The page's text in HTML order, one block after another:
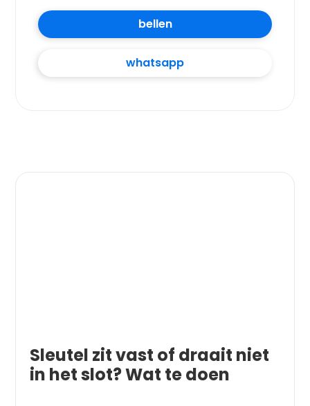
bellen
whatsapp
Sleutel zit vast of draait niet
in het slot? Wat te doen